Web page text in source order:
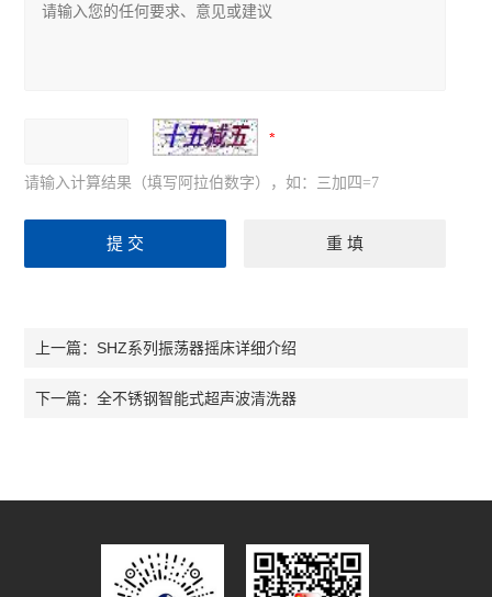
请输入计算结果（填写阿拉伯数字），如：三加四=7
上一篇： SHZ系列振荡器摇床详细介绍
下一篇：全不锈钢智能式超声波清洗器